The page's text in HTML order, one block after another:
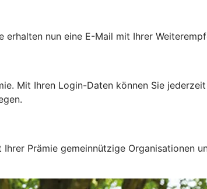
erhalten nun eine E-Mail mit Ihrer
Mit Ihren Login-Daten können Sie
Prämie gemeinnützige Organisationen